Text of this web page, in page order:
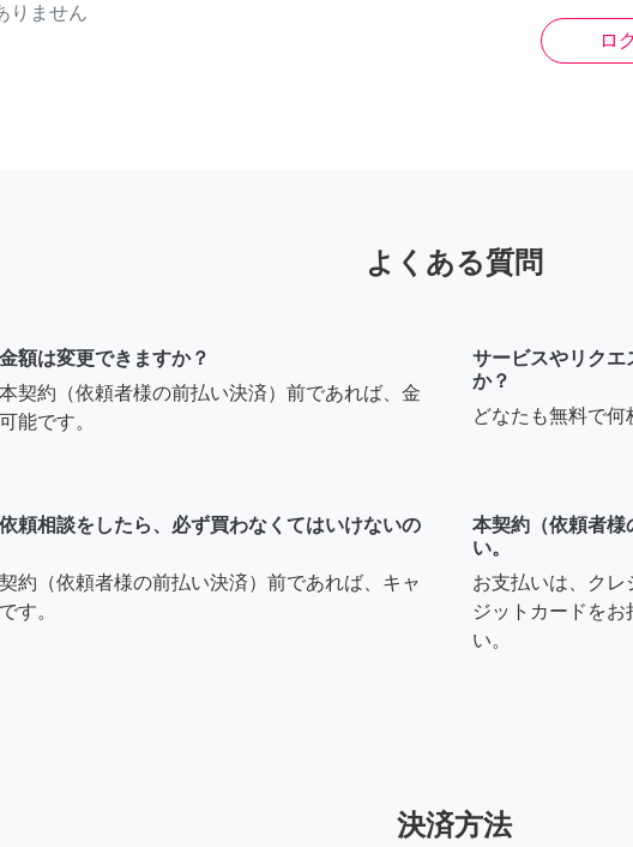
りません
ロ
よくある質問
額は変更できますか？
契約（依頼者様の前払い決済）前であれば、金
能です。
サービスやリクエ
か？
どなたも無料で何
頼相談をしたら、必ず買わなくてはいけないの
約（依頼者様の前払い決済）前であれば、キャ
す。
本契約（依頼者様
い。
お支払いは、クレ
ジットカードを
い。
決済方法